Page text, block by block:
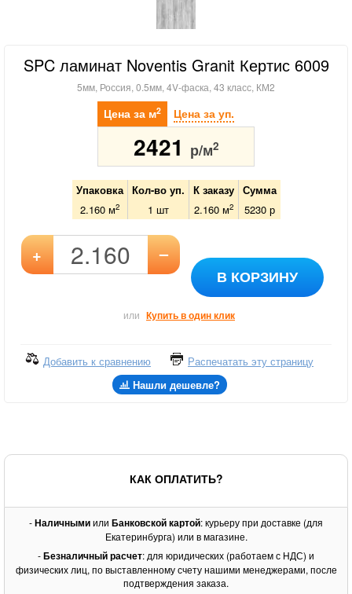
SPC ламинат Noventis Granit Кертис 6009
5мм, Россия, 0.5мм, 4V-фаска, 43 класс, КМ2
Цена за м2 Цена за уп.
2421 р/м2
Упаковка Кол-во уп. К заказу
Сумма
2.160 м2 1 шт 2.160м2 5230р
+ –
В КОРЗИНУ
или Купить в один клик
Добавить к сравнению
Распечатать эту страницу
Нашли дешевле?
КАК ОПЛАТИТЬ?
-Наличнымиили Банковской картой: курьеру при доставке (для
Екатеринбурга) или в магазине.
-Безналичный расчет: для юридических (работаем с НДС) и
физических лиц, по выставленному счету нашими менеджерами, после
подтверждения заказа.